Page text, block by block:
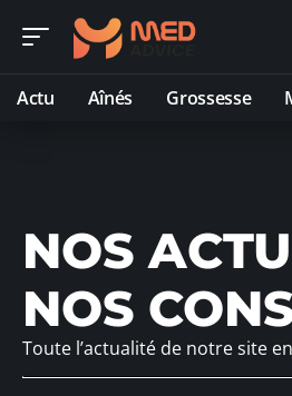
Actu Aînés Grossesse
NOS
NOS
Toute l’actualité de notre site